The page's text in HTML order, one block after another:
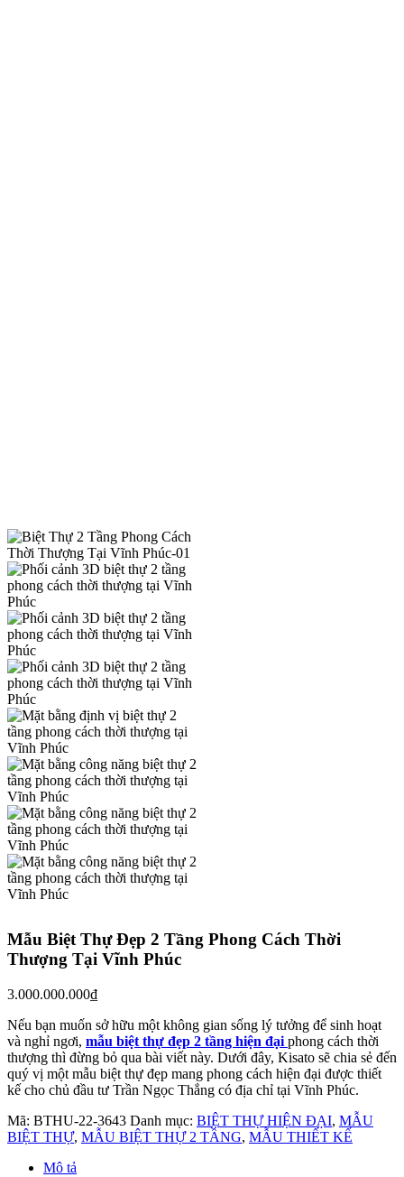
Mẫu Biệt Thự Đẹp 2 Tầng Phong Cách Thời
Thượng Tại Vĩnh Phúc
3.000.000.000₫
Nếu bạn muốn sở hữu một không gian sống lý tưởng để sinh hoạt
và nghỉ ngơi, mẫu biệt thự đẹp 2 tầng hiện đại phong cách thời
thượng thì đừng bỏ qua bài viết này. Dưới đây, Kisato sẽ chia sẻ đến
quý vị một mẫu biệt thự đẹp mang phong cách hiện đại được thiết
kế cho chủ đầu tư Trần Ngọc Thắng có địa chỉ tại Vĩnh Phúc.
Mã: BTHU-22-3643 Danh mục: BIỆT THỰ HIỆN ĐẠI, MẪU
BIỆT THỰ, MẪU BIỆT THỰ 2 TẦNG, MẪU THIẾT KẾ
Mô tả